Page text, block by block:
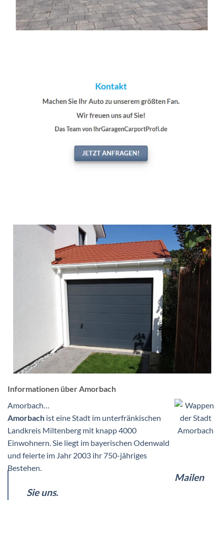
Informationen über Amorbach
Amorbach…
Amorbach ist eine Stadt im unterfränkischen
Landkreis Miltenberg mit knapp 4000
Einwohnern. Sie liegt im bayerischen Odenwald
und feierte im Jahr 2003 ihr 750-jähriges
Bestehen.
Mailen
Sie uns.